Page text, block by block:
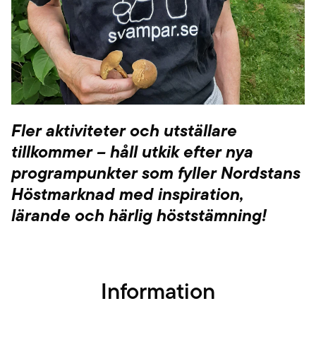
Fler aktiviteter och utställare
tillkommer – håll utkik efter nya
programpunkter som fyller Nordstans
Höstmarknad med inspiration,
lärande och härlig höststämning!
Information